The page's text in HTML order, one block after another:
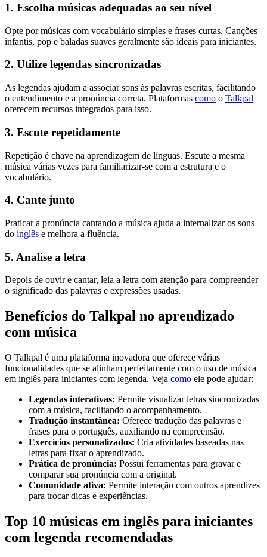
1. Escolha músicas adequadas ao seu nível
Opte por músicas com vocabulário simples e frases curtas. Canções
infantis, pop e baladas suaves geralmente são ideais para iniciantes.
2. Utilize legendas sincronizadas
As legendas ajudam a associar sons às palavras escritas, facilitando
o entendimento e a pronúncia correta. Plataformas como o Talkpal
oferecem recursos integrados para isso.
3. Escute repetidamente
Repetição é chave na aprendizagem de línguas. Escute a mesma
música várias vezes para familiarizar-se com a estrutura e o
vocabulário.
4. Cante junto
Praticar a pronúncia cantando a música ajuda a internalizar os sons
do inglês e melhora a fluência.
5. Analise a letra
Depois de ouvir e cantar, leia a letra com atenção para compreender
o significado das palavras e expressões usadas.
Benefícios do Talkpal no aprendizado
com música
O Talkpal é uma plataforma inovadora que oferece várias
funcionalidades que se alinham perfeitamente com o uso de música
em inglês para iniciantes com legenda. Veja como ele pode ajudar:
Legendas interativas: Permite visualizar letras sincronizadas
com a música, facilitando o acompanhamento.
Tradução instantânea: Oferece tradução das palavras e
frases para o português, auxiliando na compreensão.
Exercícios personalizados: Cria atividades baseadas nas
letras para fixar o aprendizado.
Prática de pronúncia: Possui ferramentas para gravar e
comparar sua pronúncia com a original.
Comunidade ativa: Permite interação com outros aprendizes
para trocar dicas e experiências.
Top 10 músicas em inglês para iniciantes
com legenda recomendadas